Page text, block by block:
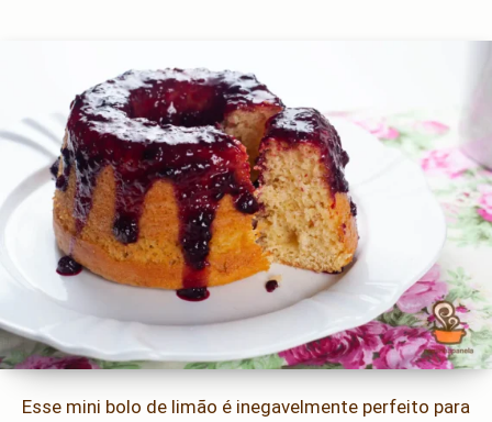
Esse mini bolo de limão é inegavelmente perfeito para